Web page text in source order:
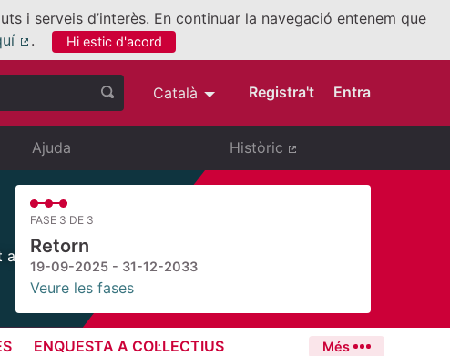
i serveis d’interès. En continuar la navegació entenem que
(Enllaç extern)
. Hi estic d'acord
Català Triar la llengua Elegir el idioma
Registra't Entra
Ajuda
Històric
a
FASE 3 DE 3
Retorn
19-09-2025 - 31-12-2033
Veure les fases
ENQUESTA A COL·LECTIUS Més